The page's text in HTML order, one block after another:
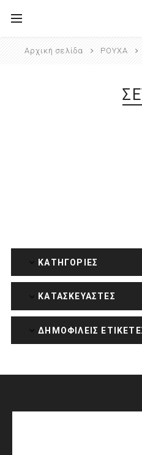
Αρχική σελίδα ΡΟΥΧΑ
ΚΑΤΗΓΟΡΊΕΣ
ΚΑΤΑΣΚΕΥΑΣΤΈΣ
ΔΗΜΟΦΙΛΕΙΣ